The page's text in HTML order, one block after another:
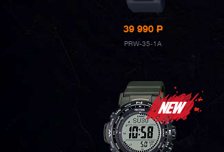
39 990P
PRW-35-1A